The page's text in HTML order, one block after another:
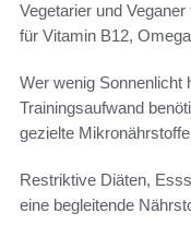
Vegetarier und
für Vitamin B12,
Wer wenig Sonnenlicht
Trainingsaufwand
gezielte
Restriktive Diäten,
eine begleitende